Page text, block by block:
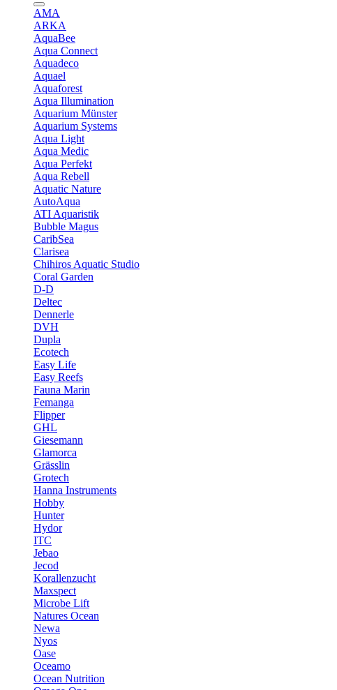
AMA
ARKA
AquaBee
Aqua Connect
Aquadeco
Aquael
Aquaforest
Aqua Illumination
Aquarium Münster
Aquarium Systems
Aqua Light
Aqua Medic
Aqua Perfekt
Aqua Rebell
Aquatic Nature
AutoAqua
ATI Aquaristik
Bubble Magus
CaribSea
Clarisea
Chihiros Aquatic Studio
Coral Garden
D-D
Deltec
Dennerle
DVH
Dupla
Ecotech
Easy Life
Easy Reefs
Fauna Marin
Femanga
Flipper
GHL
Giesemann
Glamorca
Grässlin
Grotech
Hanna Instruments
Hobby
Hunter
Hydor
ITC
Jebao
Jecod
Korallenzucht
Maxspect
Microbe Lift
Natures Ocean
Newa
Nyos
Oase
Oceamo
Ocean Nutrition